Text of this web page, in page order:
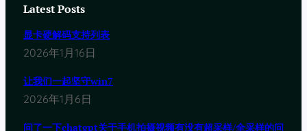
Latest Posts
显卡硬解码支持列表
2026年1月16日
让我们一起坚守win7
2026年1月6日
问了一下chatgpt关于手机拍摄视频有没有超采样/全采样的问